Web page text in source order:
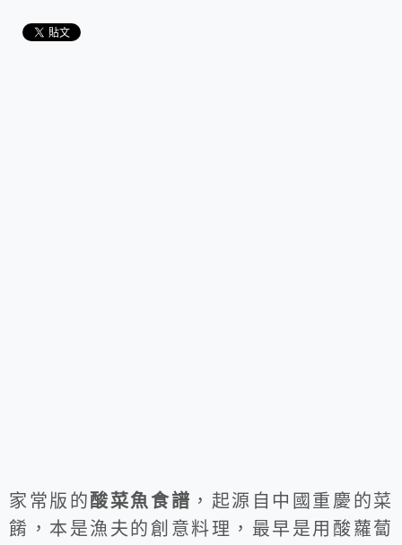
家常版的酸菜魚食譜 ，起源自中國重慶的菜
餚，本是漁夫的創意料理，最早是用酸蘿蔔